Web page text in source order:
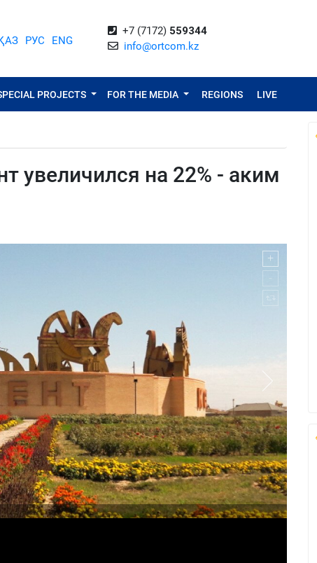
РУС ENG
+7 (7172) 559344
info@ortcom.kz
PROJECTS FOR THE MEDIA REGIONS LIVE
увеличился на 22% - аким